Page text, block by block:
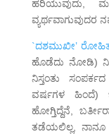
ಹರಿಯುವುದು,
ವ್ಯರ್ಥವಾಗುವುದರ
`ದಶಮುಖೀ’
ಹೊಡೆದು ನೋಡಿ)
ನಿಸ್ತಂತು
ವರ್ಷಗಳ ಹಿಂದೆ)
ಹೋಗ್ತಿದ್ದೆನೆ,
ತಡೆಯಲಿಲ್ಲ,